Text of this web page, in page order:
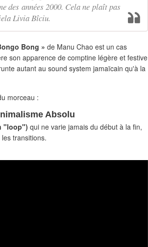
des années 2000. Cela ne plaît pas
Livia Bîciu.
Bong » de Manu Chao est un cas
son apparence de comptine légère et festive
autant au sound system jamaïcain qu'à la
morceau :
Absolu
"loop") qui ne varie jamais du début à la fin,
transitions.